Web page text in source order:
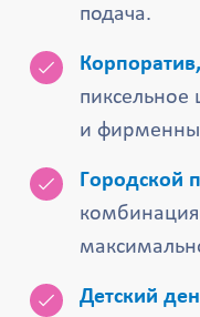
подача.
пиксельное
и
Городской
комбинация
Детский